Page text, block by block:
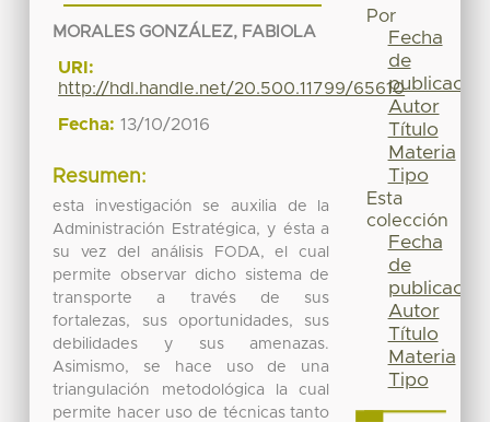
MORALES GONZÁLEZ, FABIOLA
URI:
http://hdl.handle.net/20.500.11799/65610
Fecha: 13/10/2016
Resumen:
esta investigación se auxilia de la
Administración Estratégica, y ésta a
su vez del análisis FODA, el cual
permite observar dicho sistema de
transporte a través de sus
fortalezas, sus oportunidades, sus
debilidades y sus amenazas.
Asimismo, se hace uso de una
triangulación metodológica la cual
permite hacer uso de técnicas tanto
Por
Fecha
de
publicación
Autor
Título
Materia
Tipo
Esta
colección
Fecha
de
publicación
Autor
Título
Materia
Tipo